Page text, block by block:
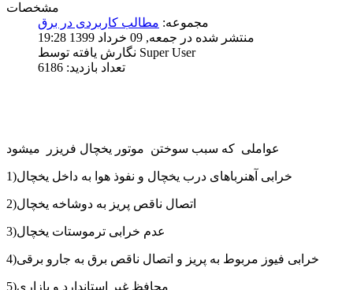
مشخصات
مجموعه: مطالب کاربردی در برق
منتشر شده در جمعه, 09 خرداد 1399 19:28
نگارش یافته توسط Super User
تعداد بازدید: 6186
عواملی که سبب سوختن موتور یخچال فریزر میشود
1)خرابی آهنرباهای درب یخچال و نفوذ هوا به داخل یخچال
2)اتصال ناقص پریز به دوشاخه یخچال
3)عدم خرابی ترموستات یخچال
4)خرابی فیوز مربوط به پریز و اتصال ناقص برق به جارو برقی